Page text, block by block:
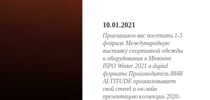
10.01.2021
Приглашаем вас посетить 1-5
февраля Международную
выставку спортивной одежды
и оборудования в Мюнхене
ISPO Winter 2021 в digital
формате.Производитель 8848
ALTITUDE организовывает
свой стенд и он-лайн
презентацию коллекции 2020-